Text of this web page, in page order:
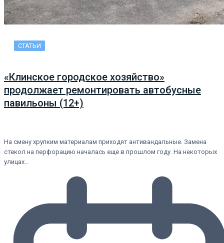
СТАТЬИ
«Клинское городское хозяйство»
продолжает ремонтировать автобусные
павильоны (12+)
На смену хрупким материалам приходят антивандальные. Замена
стекол на перфорацию началась еще в прошлом году. На некоторых
улицах…